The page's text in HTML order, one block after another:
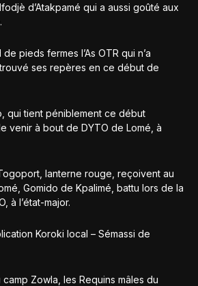
d’Atakpamé qui a aussi goûté aux
pieds fermes l’As OTR qui n’a
ses repères en ce début de
qui tient péniblement ce début
venir à bout de DYTO de Lomé, à
lanterne rouge, reçoivent au
Gomido de Kpalimé, battu lors de la
à l’état-major.
Koroki local – Sémassi de
Zowla, les Requins mâles du